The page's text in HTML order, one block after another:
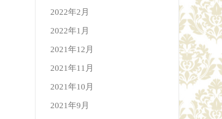
2022年2月
2022年1月
2021年12月
2021年11月
2021年10月
2021年9月